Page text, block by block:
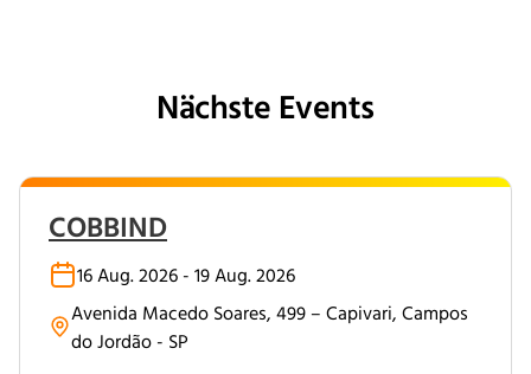
Nächste Events
COBBIND
16 Aug. 2026 - 19 Aug. 2026
Avenida Macedo Soares, 499 – Capivari, Campos
do Jordão - SP